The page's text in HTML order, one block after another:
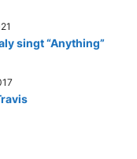
singt “Anything”